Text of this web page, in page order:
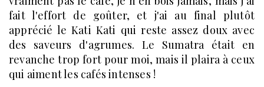
fait l'effort de goûter, et j'ai au final plutôt
apprécié le Kati Kati qui reste assez doux avec
des saveurs d'agrumes. Le Sumatra était en
revanche trop fort pour moi, mais il plaira à ceux
qui aiment les cafés intenses !